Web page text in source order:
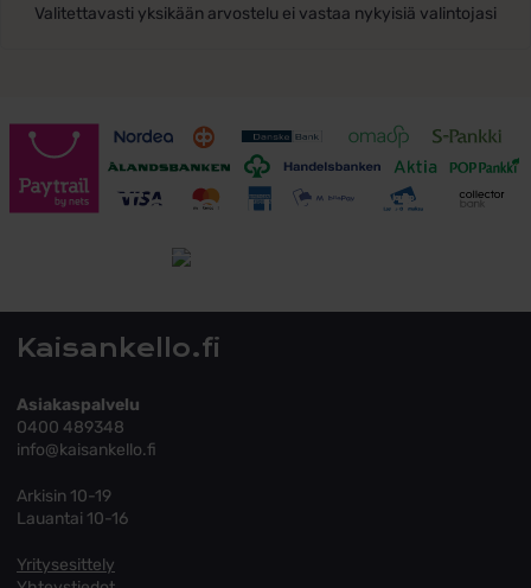
Valitettavasti yksikään arvostelu ei vastaa nykyisiä valintojasi
Toimitusehdot
Kaisankello.fi
Asiakaspalvelu
0400 489348
info@kaisankello.fi
Arkisin 10-19
Lauantai 10-16
Yritysesittely